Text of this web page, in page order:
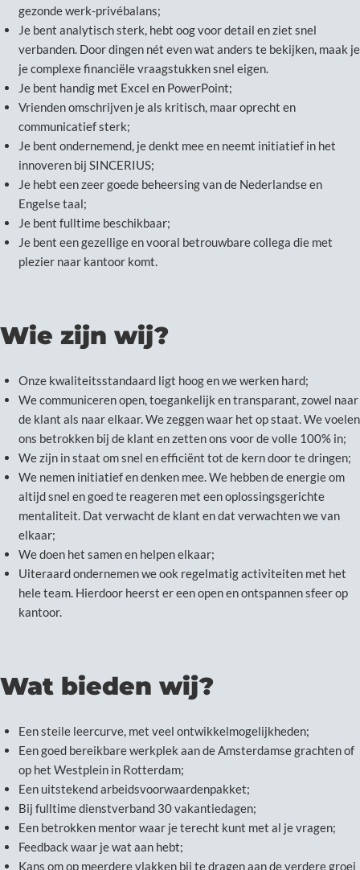
gezonde werk-privébalans;
Je bent analytisch sterk, hebt oog voor detail en ziet snel
verbanden. Door dingen nét even wat anders te bekijken, maak je
je complexe financiële vraagstukken snel eigen.
Je bent handig met Excel en PowerPoint;
Vrienden omschrijven je als kritisch, maar oprecht en
communicatief sterk;
Je bent ondernemend, je denkt mee en neemt initiatief in het
innoveren bij SINCERIUS;
Je hebt een zeer goede beheersing van de Nederlandse en
Engelse taal;
Je bent fulltime beschikbaar;
Je bent een gezellige en vooral betrouwbare collega die met
plezier naar kantoor komt.
Wie zijn wij?
Onze kwaliteitsstandaard ligt hoog en we werken hard;
We communiceren open, toegankelijk en transparant, zowel naar
de klant als naar elkaar. We zeggen waar het op staat. We voelen
ons betrokken bij de klant en zetten ons voor de volle 100% in;
We zijn in staat om snel en efficiënt tot de kern door te dringen;
We nemen initiatief en denken mee. We hebben de energie om
altijd snel en goed te reageren met een oplossingsgerichte
mentaliteit. Dat verwacht de klant en dat verwachten we van
elkaar;
We doen het samen en helpen elkaar;
Uiteraard ondernemen we ook regelmatig activiteiten met het
hele team. Hierdoor heerst er een open en ontspannen sfeer op
kantoor.
Wat bieden wij?
Een steile leercurve, met veel ontwikkelmogelijkheden;
Een goed bereikbare werkplek aan de Amsterdamse grachten of
op het Westplein in Rotterdam;
Een uitstekend arbeidsvoorwaardenpakket;
Bij fulltime dienstverband 30 vakantiedagen;
Een betrokken mentor waar je terecht kunt met al je vragen;
Feedback waar je wat aan hebt;
Kans om op meerdere vlakken bij te dragen aan de verdere groei